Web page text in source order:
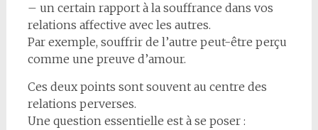
– un certain rapport à la souffrance dans vos
relations affective avec les autres.
Par exemple, souffrir de l’autre peut-être perçu
comme une preuve d’amour.
Ces deux points sont souvent au centre des
relations perverses.
Une question essentielle est à se poser :